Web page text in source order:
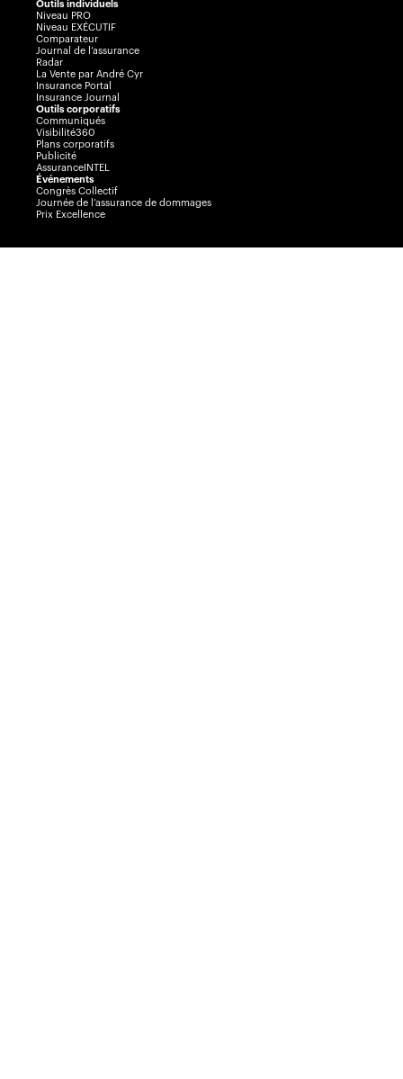
Outils individuels
Niveau PRO
Niveau EXÉCUTIF
Comparateur
Journal de l’assurance
Radar
La Vente par André Cyr
Insurance Portal
Insurance Journal
Outils corporatifs
Communiqués
Visibilité360
Plans corporatifs
Publicité
AssuranceINTEL
Événements
Congrès Collectif
Journée de l’assurance de dommages
Prix Excellence